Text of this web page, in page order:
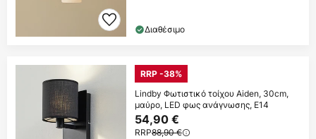
Διαθέσιμο
RRP -38%
Lindby Φωτιστικό τοίχου Aiden, 30cm,
μαύρο, LED φως ανάγνωσης, E14
54,90 €
RRP88,90 €